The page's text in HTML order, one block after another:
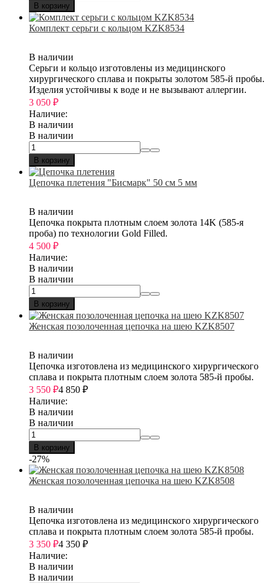
В корзину
Комплект серьги с кольцом KZK8534
В наличии
Серьги и кольцо изготовлены из медицинского
хирургического сплава и покрыты золотом 585-й пробы.
Изделия устойчивы к воде и не вызывают аллергии.
3 050 ₽
Наличие:
В наличии
В наличии
В корзину
Цепочка плетения "Бисмарк" 50 см 5 мм
В наличии
Цепочка покрыта плотным слоем золота 14K (585-я
проба) по технологии Gold Filled.
4 500 ₽
Наличие:
В наличии
В наличии
В корзину
Женская позолоченная цепочка на шею KZK8507
В наличии
Цепочка изготовлена из медицинского хирургического
сплава и покрыта плотным слоем золота 585-й пробы.
3 550 ₽4 850 ₽
Наличие:
В наличии
В наличии
В корзину
-27%
Женская позолоченная цепочка на шею KZK8508
В наличии
Цепочка изготовлена из медицинского хирургического
сплава и покрыта плотным слоем золота 585-й пробы.
3 350 ₽4 350 ₽
Наличие:
В наличии
В наличии